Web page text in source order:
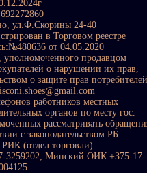
ул.Ф.Скорины 24-40
в Торговом реестре
от 04.05.2020
уполномоченного продавцом
о нарушении их прав,
о защите прав потребителей
работников местных
органов по месту гос.
рассматривать
с законодательством РБ:
(отдел торговли)
3259202, Минский ОИК +375-17-